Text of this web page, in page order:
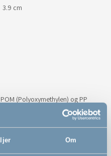
Om
3.9 cm
(Polyoxymethylen) og PP